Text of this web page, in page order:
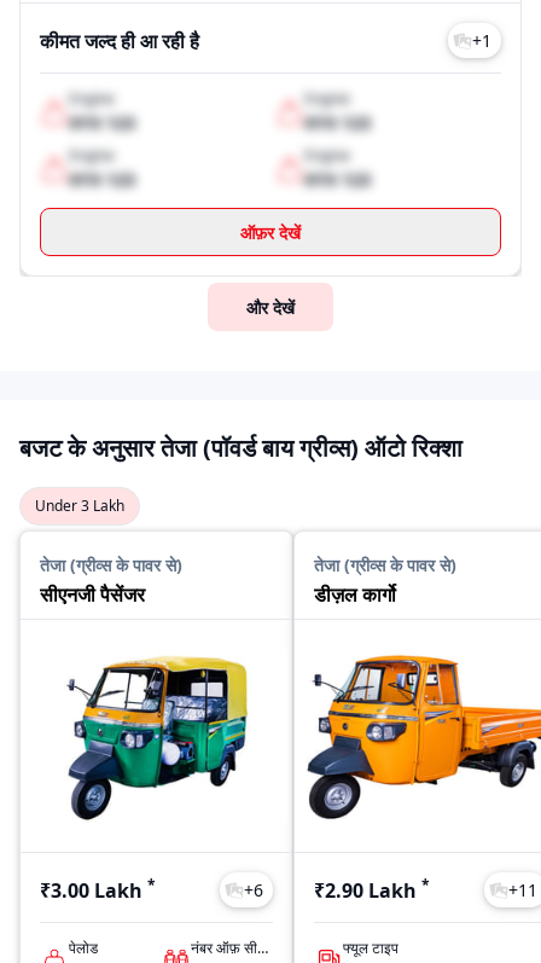
कीमत जल्द ही आ रही है +1
Engine
XYX 123
Engine
XYX 123
Engine
XYX 123
Engine
XYX 123
ऑफ़र देखें
और देखें
बजट के अनुसार तेजा (पॉवर्ड बाय ग्रीव्स) ऑटो रिक्शा
Under 3 Lakh
तेजा (ग्रीव्स के पावर से)
सीएनजी पैसेंजर
₹3.00 Lakh * +6
पेलोड
नंबर ऑफ़ सीट्स
तेजा (ग्रीव्स के पावर से)
डीज़ल कार्गो
₹2.90 Lakh * +11
फ्यूल टाइप